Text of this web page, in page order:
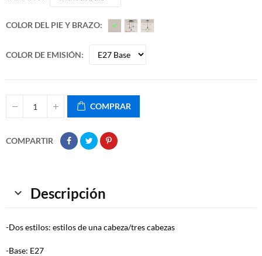
COLOR DEL PIE Y BRAZO
COLOR DE EMISIÓN
COMPRAR
COMPARTIR
Descripción
-Dos estilos: estilos de una cabeza/tres cabezas
-Base: E27